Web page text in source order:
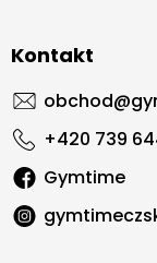
Kontakt
obchod@
+420 739
Gymtime